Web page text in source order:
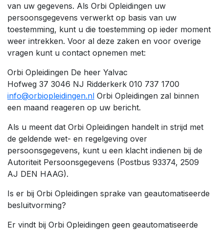
van uw gegevens. Als Orbi Opleidingen uw
persoonsgegevens verwerkt op basis van uw
toestemming, kunt u die toestemming op ieder moment
weer intrekken. Voor al deze zaken en voor overige
vragen kunt u contact opnemen met:
Orbi Opleidingen De heer Yalvac
Hofweg 37 3046 NJ Ridderkerk 010 737 1700
info@orbiopleidingen.nl Orbi Opleidingen zal binnen
een maand reageren op uw bericht.
Als u meent dat Orbi Opleidingen handelt in strijd met
de geldende wet- en regelgeving over
persoonsgegevens, kunt u een klacht indienen bij de
Autoriteit Persoonsgegevens (Postbus 93374, 2509
AJ DEN HAAG).
Is er bij Orbi Opleidingen sprake van geautomatiseerde
besluitvorming?
Er vindt bij Orbi Opleidingen geen geautomatiseerde